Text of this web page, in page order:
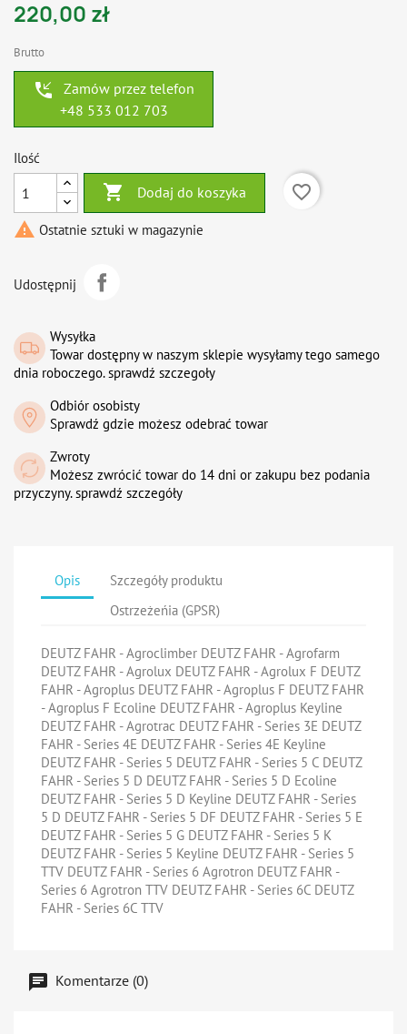
220,00 zł
Brutto
phone_callback
Zamów przez telefon
+48 533 012 703
Ilość
 Dodaj do koszyka
favorite_border
 Ostatnie sztuki w magazynie
Udostępnij
Wysyłka
Towar dostępny w naszym sklepie wysyłamy tego samego
dnia roboczego. sprawdź szczegoły
Odbiór osobisty
Sprawdź gdzie możesz odebrać towar
Zwroty
Możesz zwrócić towar do 14 dni or zakupu bez podania
przyczyny. sprawdź szczegóły
Opis
Szczegóły produktu
Ostrzeżeńia (GPSR)
DEUTZ FAHR - Agroclimber DEUTZ FAHR - Agrofarm
DEUTZ FAHR - Agrolux DEUTZ FAHR - Agrolux F DEUTZ
FAHR - Agroplus DEUTZ FAHR - Agroplus F DEUTZ FAHR
- Agroplus F Ecoline DEUTZ FAHR - Agroplus Keyline
DEUTZ FAHR - Agrotrac DEUTZ FAHR - Series 3E DEUTZ
FAHR - Series 4E DEUTZ FAHR - Series 4E Keyline
DEUTZ FAHR - Series 5 DEUTZ FAHR - Series 5 C DEUTZ
FAHR - Series 5 D DEUTZ FAHR - Series 5 D Ecoline
DEUTZ FAHR - Series 5 D Keyline DEUTZ FAHR - Series
5 D DEUTZ FAHR - Series 5 DF DEUTZ FAHR - Series 5 E
DEUTZ FAHR - Series 5 G DEUTZ FAHR - Series 5 K
DEUTZ FAHR - Series 5 Keyline DEUTZ FAHR - Series 5
TTV DEUTZ FAHR - Series 6 Agrotron DEUTZ FAHR -
Series 6 Agrotron TTV DEUTZ FAHR - Series 6C DEUTZ
FAHR - Series 6C TTV
Komentarze (0)